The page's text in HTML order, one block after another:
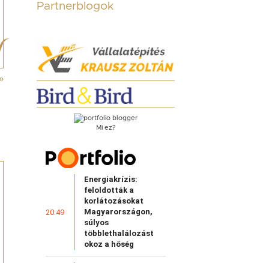
Partnerblogok
Mi ez?
20:49
Energiakrízis:
feloldották a
korlátozásokat
Magyarországon,
súlyos
többlethalálozást
okoz a hőség